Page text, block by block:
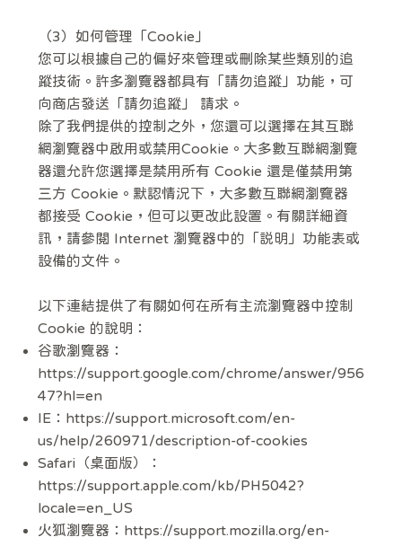
（3）如何管理「Cookie」
您可以根據自己的偏好來管理或刪除某些類別的追
蹤技術。許多瀏覽器都具有「請勿追蹤」功能，可
向商店發送「請勿追蹤」 請求。
除了我們提供的控制之外，您還可以選擇在其互聯
網瀏覽器中啟用或禁用Cookie。大多數互聯網瀏覽
器還允許您選擇是禁用所有 Cookie 還是僅禁用第
三方 Cookie。默認情況下，大多數互聯網瀏覽器
都接受 Cookie，但可以更改此設置。有關詳細資
訊，請參閱 Internet 瀏覽器中的「説明」功能表或
設備的文件。
以下連結提供了有關如何在所有主流瀏覽器中控制
Cookie 的說明：
谷歌瀏覽器：
https://support.google.com/chrome/answer/956
47?hl=en
IE： https://support.microsoft.com/en-
us/help/260971/description-of-cookies
Safari（桌面版）：
https://support.apple.com/kb/PH5042?
locale=en_US
火狐瀏覽器： https://support.mozilla.org/en-